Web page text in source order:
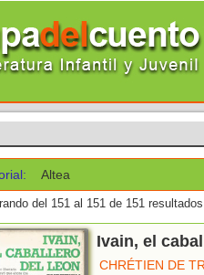
Altea
del 151 al 151 de 151
Ivain, el
CHRÉTIEN DE